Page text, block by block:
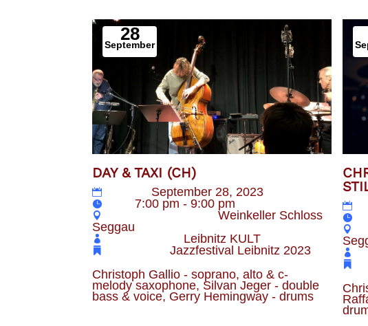
28
September
DAY & TAXI (CH)
September 28, 2023
7:00 pm - 9:00 pm
Veranstaltungsort
Weinkeller Schloss
Seggau
Veranstalter
Leibnitz KULT
Jazzfestival Leibnitz 2023
Christoph Gallio - soprano, alto & c-
melody saxophone, Silvan Jeger - double
bass & voice, Gerry Hemingway - drums